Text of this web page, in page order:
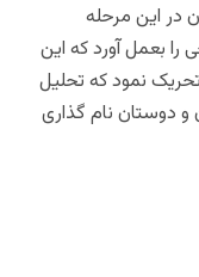
دوستان در این مرحله
را بعمل آورد که این
نمود که تحلیل
دوستان نام گذاری